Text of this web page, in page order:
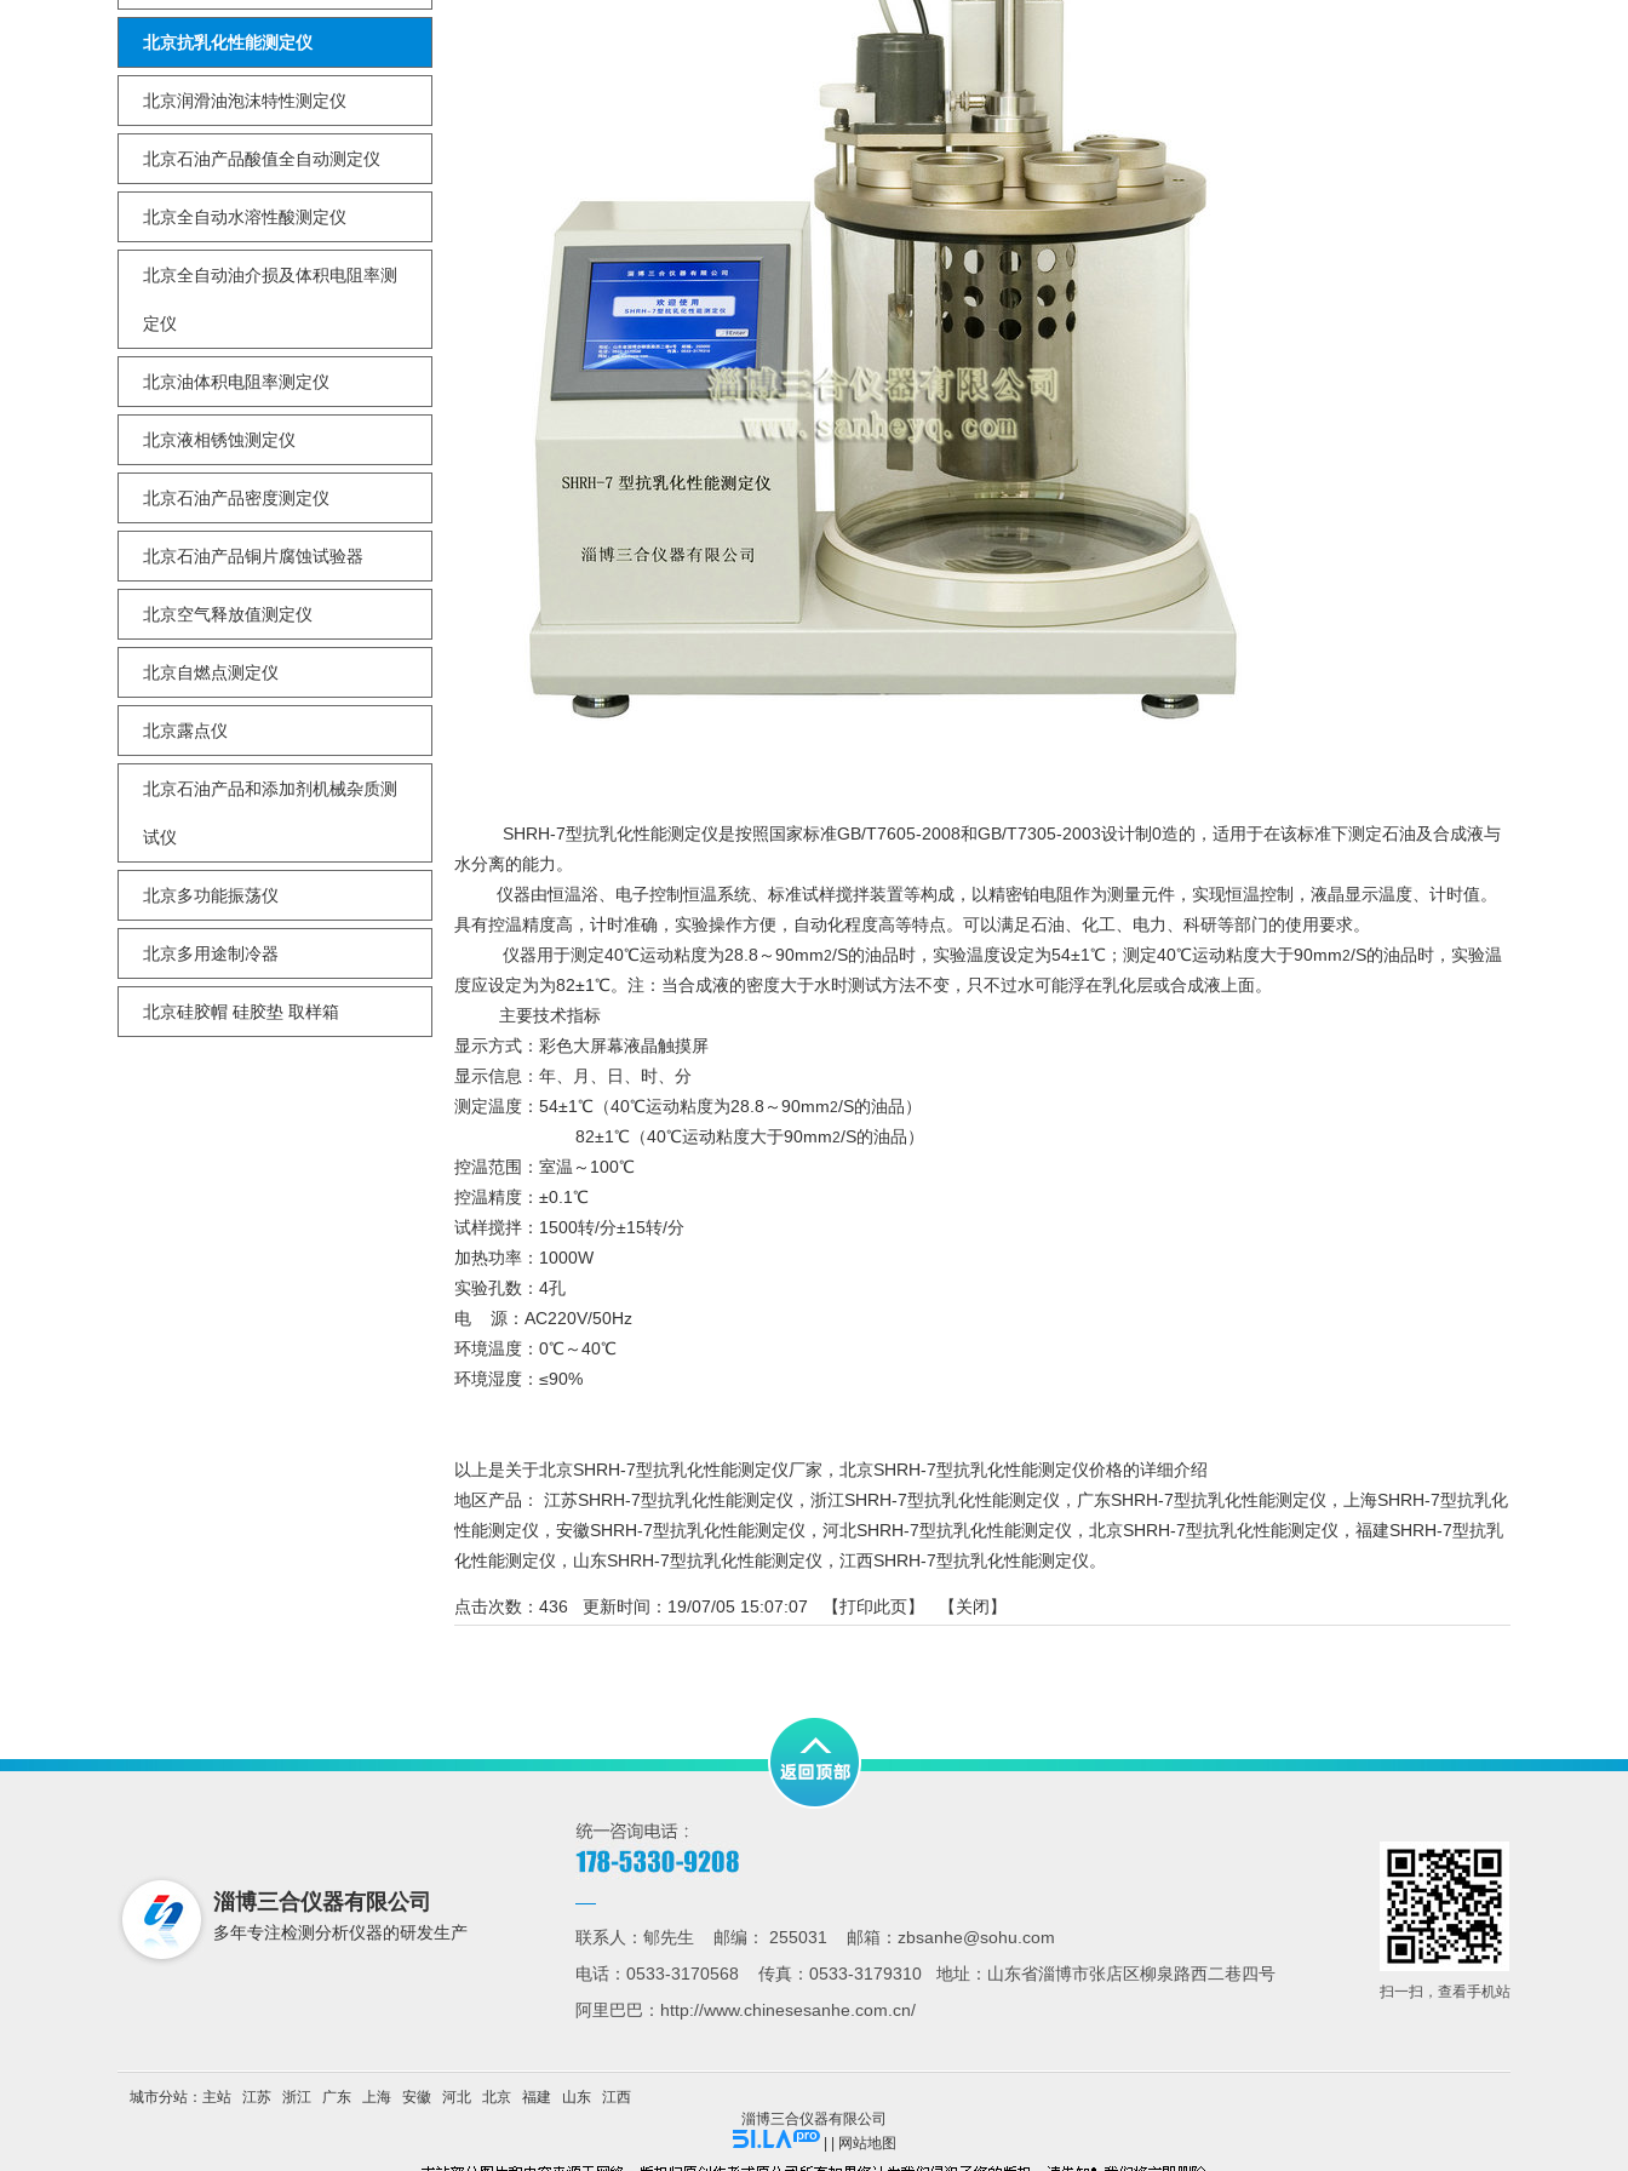
SHRH-7型抗乳化性能测定仪是按照国家标准GB/T7605-2008和GB/T7305-2003设计制0造的，适用于在该标准下测定石油及合成液与
水分离的能力。
仪器由恒温浴、电子控制恒温系统、标准试样搅拌装置等构成，以精密铂电阻作为测量元件，实现恒温控制，液晶显示温度、计时值。
具有控温精度高，计时准确，实验操作方便，自动化程度高等特点。可以满足石油、化工、电力、科研等部门的使用要求。
仪器用于测定40℃运动粘度为28.8 ～90mm2/S的油品时，实验温度设定为54±1℃ ；测定40℃运动粘度大于90mm2/S的油品时，实验温
度应设定为为82±1℃。注：当合成液的密度大于水时测试方法不变，只不过水可能浮在乳化层或合成液上面。
主要技术指标
显示方式：彩色大屏幕液晶触摸屏
显示信息：年、月、日、时、分
测定温度： 54±1℃ （40℃运动粘度为28.8 ～90mm2/S的油品）
82±1℃（40℃运动粘度大于90mm2/S的油品）
控温范围：室温～ 100℃
控温精度： ±0.1℃
试样搅拌： 1500转/分±15转/分
加热功率： 1000W
实验孔数： 4孔
电
源： AC220V/50Hz
环境温度： 0℃～40℃
环境湿度：≤90%
以上是关于北京SHRH-7型抗乳化性能测定仪厂家，北京SHRH-7型抗乳化性能测定仪价格的详细介绍
地区产品： 江苏SHRH-7型抗乳化性能测定仪 ， 浙江SHRH-7型抗乳化性能测定仪 ， 广东SHRH-7型抗乳化性能测定仪 ，
上海SHRH-7型抗乳化
性能测定仪 ， 安徽SHRH-7型抗乳化性能测定仪 ， 河北SHRH-7型抗乳化性能测定仪 ， 北京SHRH-7型抗乳化性能测定仪 ， 福建SHRH-7型抗乳
化性能测定仪 ， 山东SHRH-7型抗乳化性能测定仪 ， 江西SHRH-7型抗乳化性能测定仪。
点击次数： 436 更新时间：19/07/05 15:07:07 【打印此页】 【关闭】
北京抗乳化性能测定仪
北京润滑油泡沫特性测定仪
北京石油产品酸值全自动测定仪
北京全自动水溶性酸测定仪
北京全自动油介损及体积电阻率测
定仪
北京油体积电阻率测定仪
北京液相锈蚀测定仪
北京石油产品密度测定仪
北京石油产品铜片腐蚀试验器
北京空气释放值测定仪
北京自燃点测定仪
北京露点仪
北京石油产品和添加剂机械杂质测
试仪
北京多功能振荡仪
北京多用途制冷器
北京硅胶帽 硅胶垫 取样箱
淄博三合仪器有限公司
多年专注检测分析仪器的研发生产
联系人：郇先生 邮编： 255031 邮箱：zbsanhe@sohu.com
电话：0533-3170568 传真：0533-3179310 地址：山东省淄博市张店区柳泉路西二巷四号
阿里巴巴：http://www.chinesesanhe.com.cn/
扫一扫，查看手机站
城市分站： 主站 江苏 浙江 广东 上海 安徽 河北 北京 福建 山东
江西
淄博三合仪器有限公司
| |
网站地图